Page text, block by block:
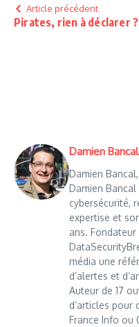
Article précédent
Pirates, rien à déclarer ?
Damien Bancal
Damien
Damien
cybersécurité,
expertise et
ans.
média une
d’alertes et
Auteur de 17
d’articles pour
France Info ou